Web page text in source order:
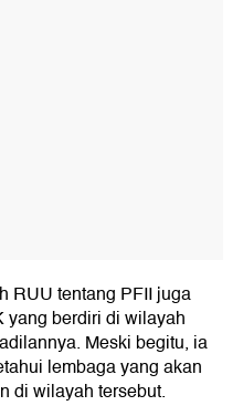
RUU tentang PFII juga
yang berdiri di wilayah
Meski begitu, ia
lembaga yang akan
di wilayah tersebut.